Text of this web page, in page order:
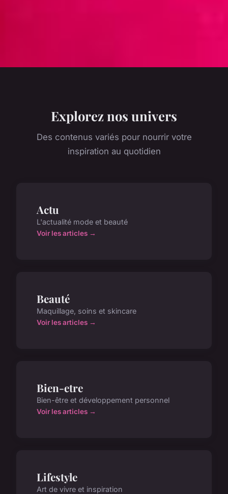
Explorez nos univers
Des contenus variés pour nourrir votre
inspiration au quotidien
Actu
L'actualité mode et beauté
Voir les articles →
Beauté
Maquillage, soins et skincare
Voir les articles →
Bien-etre
Bien-être et développement personnel
Voir les articles →
Lifestyle
Art de vivre et inspiration